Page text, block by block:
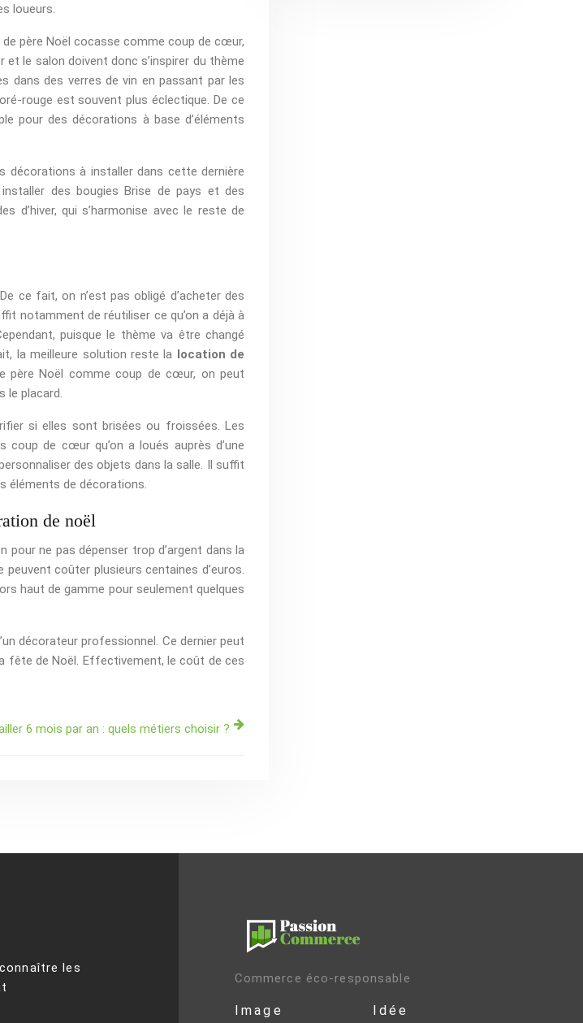
loueurs.
père Noël cocasse comme coup de cœur,
le salon doivent donc s’inspirer du thème
dans des verres de vin en passant par les
rouge est souvent plus éclectique. De ce
pour des décorations à base d’éléments
décorations à installer dans cette dernière
des bougies Brise de pays et des
d’hiver, qui s’harmonise avec le reste de
ce fait, on n’est pas obligé d’acheter des
notamment de réutiliser ce qu’on a déjà à
puisque le thème va être changé
la meilleure solution reste la location de
père Noël comme coup de cœur, on peut
le placard.
si elles sont brisées ou froissées. Les
de cœur qu’on a loués auprès d’une
des objets dans la salle. Il suffit
éléments de décorations.
de noël
ne pas dépenser trop d’argent dans la
coûter plusieurs centaines d’euros.
haut de gamme pour seulement quelques
décorateur professionnel. Ce dernier peut
fête de Noël. Effectivement, le coût de ces
6 mois par an : quels métiers choisir ?
les
Commerce éco-responsable
Image Idée